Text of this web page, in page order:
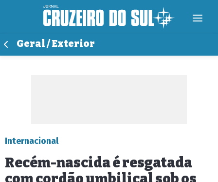
Geral / Exterior
Internacional
Recém-nascida é resgatada